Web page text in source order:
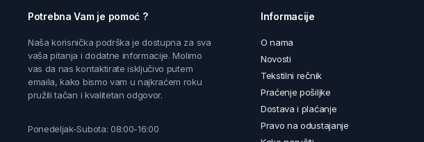
Potrebna Vam je pomoć ?
Naša korisnička podrška je dostupna za sva
vaša pitanja i dodatne informacije. Molimo
vas da nas kontaktirate isključivo putem
emaila, kako bismo vam u najkraćem roku
pružili tačan i kvalitetan odgovor.
Ponedeljak-Subota: 08:00-16:00
Informacije
O nama
Novosti
Tekstilni rečnik
Praćenje pošiljke
Dostava i plaćanje
Pravo na odustajanje